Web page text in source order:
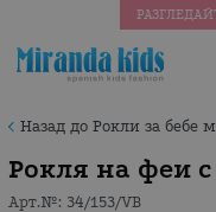
Назад до Рокли за бебе
Рокля на феи
Арт.№: 34/153/VB